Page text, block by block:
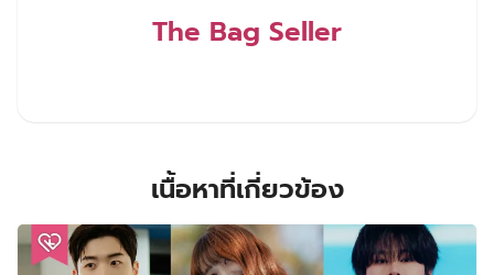
The Bag Seller
เนื้อหาที่เกี่ยวข้อง